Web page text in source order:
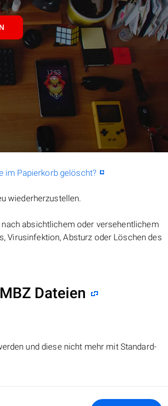
im Papierkorb gelöscht?
wiederherzustellen.
nach absichtlichem oder versehentlichem
Virusinfektion, Absturz oder Löschen des
Dateien
und diese nicht mehr mit Standard-